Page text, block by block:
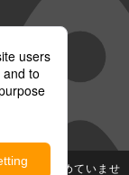
ネル
利用は認めていませ